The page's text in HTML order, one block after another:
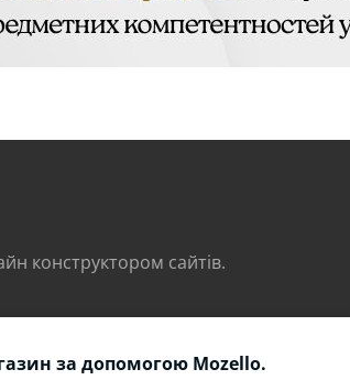
конструктором сайтів.
за допомогою Mozello.